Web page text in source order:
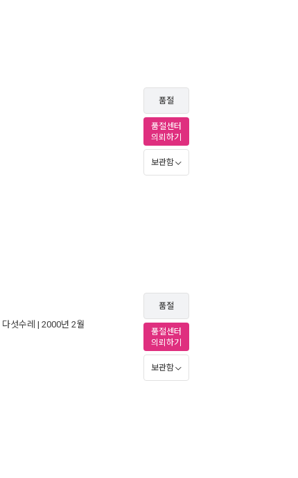
품절
품절센터
의뢰하기
보관함
다섯수레 | 2000년 2월
품절
품절센터
의뢰하기
보관함